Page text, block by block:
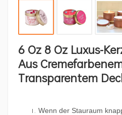
6 Oz 8 Oz Luxus-
Aus
Transparentem
Wenn der Stauraum